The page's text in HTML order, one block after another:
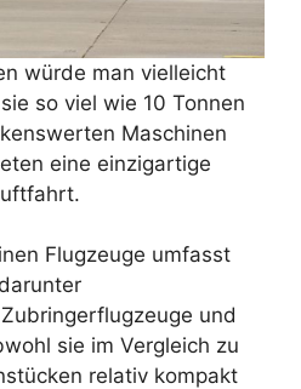
würde man vielleicht
so viel wie 10 Tonnen
Maschinen
eine einzigartige
Flugzeuge umfasst
und
sie im Vergleich zu
relativ kompakt